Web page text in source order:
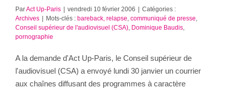
ParAct Up-Paris | vendredi 10 février 2006 | Catégories :
Archives | Mots-clés : bareback, relapse communiqué de presse
Conseil supérieur de l'audiovisuel (CSA) Dominique Baudis
pornographie
A la demande d'Act Up-Paris, le Conseil supérieur de
l'audiovisuel (CSA) a envoyé lundi 30 janvier un courrier
aux chaînes diffusant des programmes à caractère